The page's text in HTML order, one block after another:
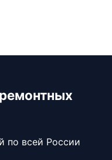
по всей России